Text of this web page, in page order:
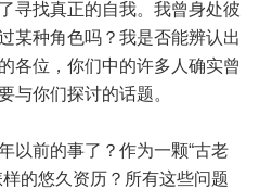
寻找真正的自我。我曾身处彼
某种角色吗？我是否能辨认出
各位，你们中的许多人确实曾
与你们探讨的话题。
以前的事了？作为一颗“古老
的悠久资历？所有这些问题